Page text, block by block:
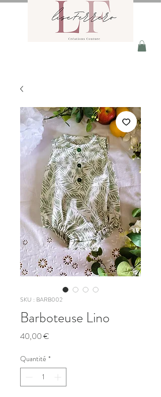
SKU : BARB002
Barboteuse Lino
40,00 €
Quantité *